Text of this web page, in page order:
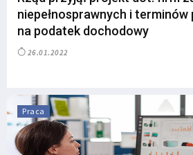
niepełnosprawnych i
na podatek dochodowy
26.01.2022
Praca